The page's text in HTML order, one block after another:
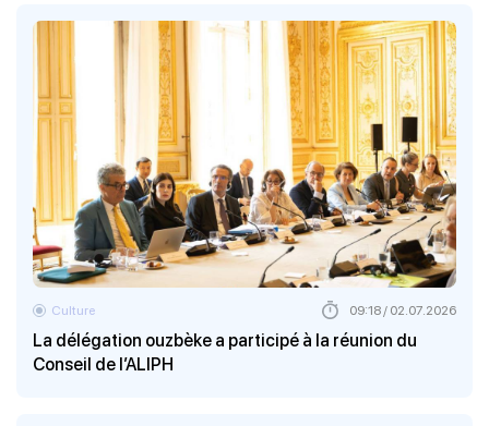
La délégation ouzbèke a participé à la réunion du
Conseil de l’ALIPH
Culture 09:18 / 02.07.2026